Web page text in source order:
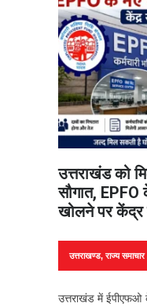
उत्तराखंड को
सौगात, EPFO
खोलने पर केंद्र
उत्तराखण्ड,राज्य समाचार
उत्तराखंड में ईपीएफओ